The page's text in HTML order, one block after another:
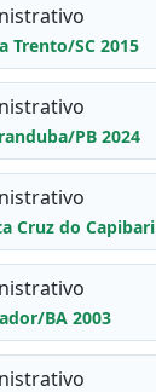
Trento/SC 2015
PB 2024
Cruz do
BA 2003